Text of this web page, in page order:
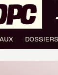
DOSSIERS